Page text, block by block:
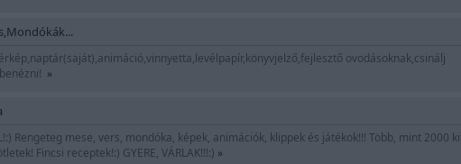
ovodásoknak,csinálj
»
Rengeteg mese, vers, mondóka, képek, animációk, klippek és játékok!!! Több, mint 2000
Fincsi receptek!:) GYERE, VÁRLAK!!!:) »